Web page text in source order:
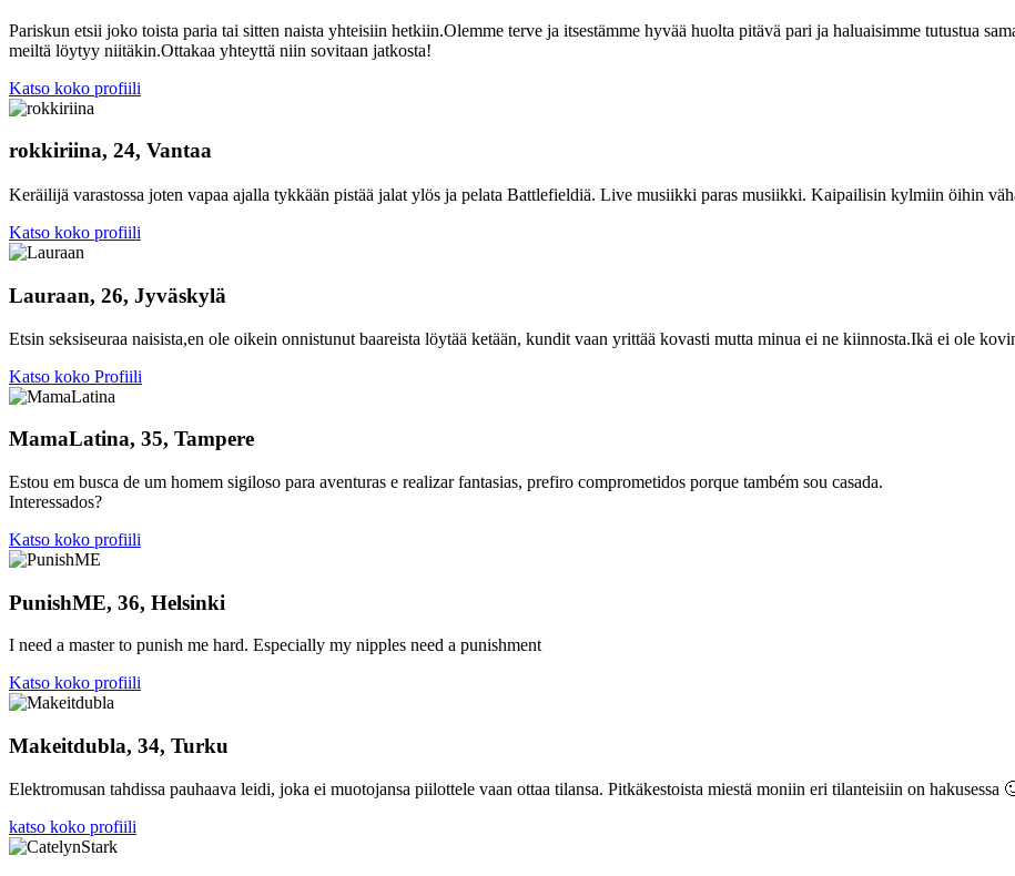
Pariskun etsii joko toista paria tai sitten naista yhteisiin hetkiin.Olemme terve ja itsestämme hyvää huolta pitävä pari ja haluaisimme tutustua
meiltä löytyy niitäkin.Ottakaa yhteyttä niin sovitaan jatkosta!
Katso koko profiili
rokkiriina, 24, Vantaa
Keräilijä varastossa joten vapaa ajalla tykkään pistää jalat ylös ja pelata Battlefieldiä. Live musiikki paras musiikki. Kaipailisin kylmiin öihin
Katso koko profiili
Lauraan, 26, Jyväskylä
Etsin seksiseuraa naisista,en ole oikein onnistunut baareista löytää ketään, kundit vaan yrittää kovasti mutta minua ei ne kiinnosta.Ikä ei ole
Katso koko Profiili
MamaLatina, 35, Tampere
Estou em busca de um homem sigiloso para aventuras e realizar fantasias, prefiro comprometidos porque também sou casada.
Interessados?
Katso koko profiili
PunishME, 36, Helsinki
I need a master to punish me hard. Especially my nipples need a punishment
Katso koko profiili
Makeitdubla, 34, Turku
Elektromusan tahdissa pauhaava leidi, joka ei muotojansa piilottele vaan ottaa tilansa. Pitkäkestoista miestä moniin eri tilanteisiin on hakusessa
katso koko profiili